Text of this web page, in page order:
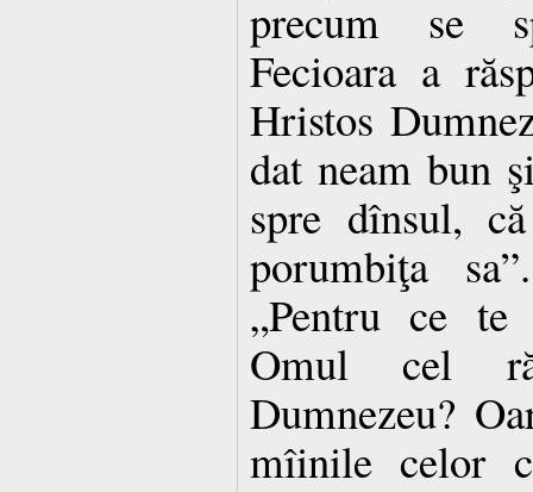
precum se
Fecioara a
Hristos
dat neam bun
spre dînsul,
porumbiţa
„Pentru ce te
Omul cel
Dumnezeu?
mîinile celor